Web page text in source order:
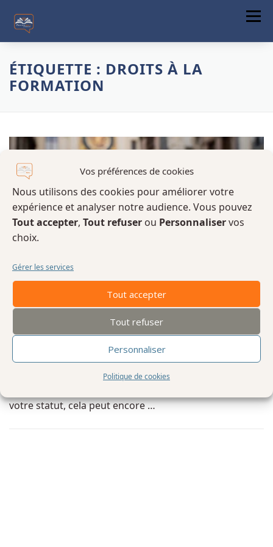
Vos préférences de cookies
Nous utilisons des cookies pour améliorer votre
expérience et analyser notre audience. Vous pouvez
Tout accepter, Tout refuser ou Personnaliservos
choix.
Gérer les services
Tout accepter
Tout refuser
Personnaliser
Politique de cookies
Menu
A PROPOS
COMMUNICATION DIGITALE
ACTUALITÉS
CONTACT
ÉTIQUETTE : DROITS À LA
FORMATION
Financer votre site web à Rouen : Attention ! Ne perdez pas
vos droits 2025 et préparez 2026!
Introduction : L’urgence du 31 Décembre Vous pensiez
attendre janvier pour lancer la création de votre site
votre statut, cela peut encore …